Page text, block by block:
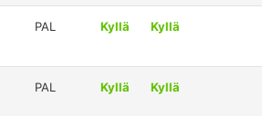
PAL Kyllä Kyllä
PAL Kyllä Kyllä